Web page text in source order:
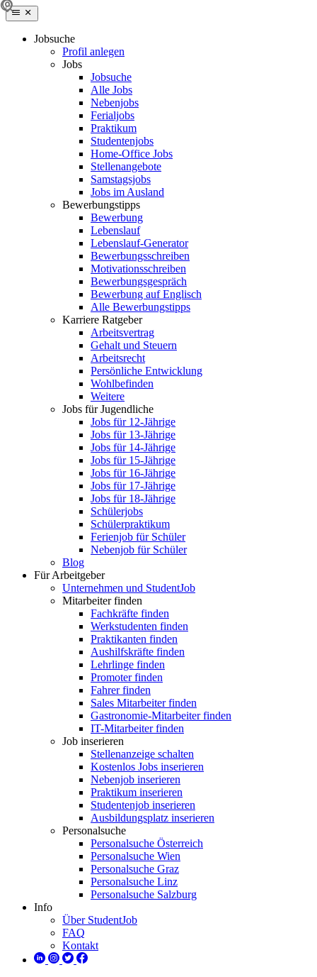
Jobsuche
Profil anlegen
Jobs
Jobsuche
Alle Jobs
Nebenjobs
Ferialjobs
Praktikum
Studentenjobs
Home-Office Jobs
Stellenangebote
Samstagsjobs
Jobs im Ausland
Bewerbungstipps
Bewerbung
Lebenslauf
Lebenslauf-Generator
Bewerbungsschreiben
Motivationsschreiben
Bewerbungsgespräch
Bewerbung auf Englisch
Alle Bewerbungstipps
Karriere Ratgeber
Arbeitsvertrag
Gehalt und Steuern
Arbeitsrecht
Persönliche Entwicklung
Wohlbefinden
Weitere
Jobs für Jugendliche
Jobs für 12-Jährige
Jobs für 13-Jährige
Jobs für 14-Jährige
Jobs für 15-Jährige
Jobs für 16-Jährige
Jobs für 17-Jährige
Jobs für 18-Jährige
Schülerjobs
Schülerpraktikum
Ferienjob für Schüler
Nebenjob für Schüler
Blog
Für Arbeitgeber
Unternehmen und StudentJob
Mitarbeiter finden
Fachkräfte finden
Werkstudenten finden
Praktikanten finden
Aushilfskräfte finden
Lehrlinge finden
Promoter finden
Fahrer finden
Sales Mitarbeiter finden
Gastronomie-Mitarbeiter finden
IT-Mitarbeiter finden
Job inserieren
Stellenanzeige schalten
Kostenlos Jobs inserieren
Nebenjob inserieren
Praktikum inserieren
Studentenjob inserieren
Ausbildungsplatz inserieren
Personalsuche
Personalsuche Österreich
Personalsuche Wien
Personalsuche Graz
Personalsuche Linz
Personalsuche Salzburg
Info
Über StudentJob
FAQ
Kontakt